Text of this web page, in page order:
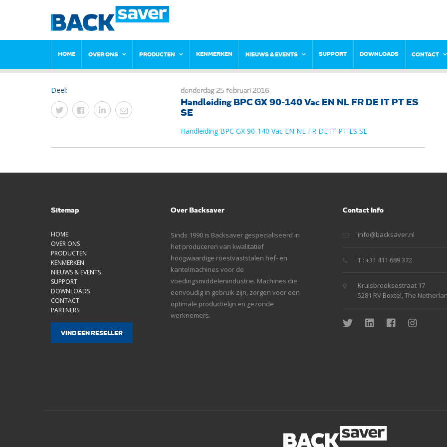
HOME OVER ONS PRODUCTEN KENMERKEN NIEUWS & EVENTS SUPPORT DOWNLOADS CONTACT
Deel: donderdag 25 februari 2016
Handleiding BPC GX 90-140 Vac EN NL FR DE IT PT ES
SE
Handleiding BPC GX 90-140 Vac EN NL FR DE IT PT ES SE
Sitemap
HOME
OVER ONS
PRODUCTEN
KENMERKEN
NIEUWS & EVENTS
SUPPORT
DOWNLOADS
CONTACT
PARTNERS
VIND EEN RESELLER
Over Backsaver
Sinds 1990 is Backsaver gespecialiseerd in
het produceren van kwalitatief
hoogwaardige roestvaststalen hef- en
kantelmachines voor de
voedingsmiddelenindustrie. Machines die
eenvoudig in gebruik zijn, zorgen voor een
optimale productielijn en gezonde
werknemers.
Contact Info
info@backsaver.nl
T : +31 411 689 372
Kruisbroeksestraat 17
5281 RV Boxtel, The